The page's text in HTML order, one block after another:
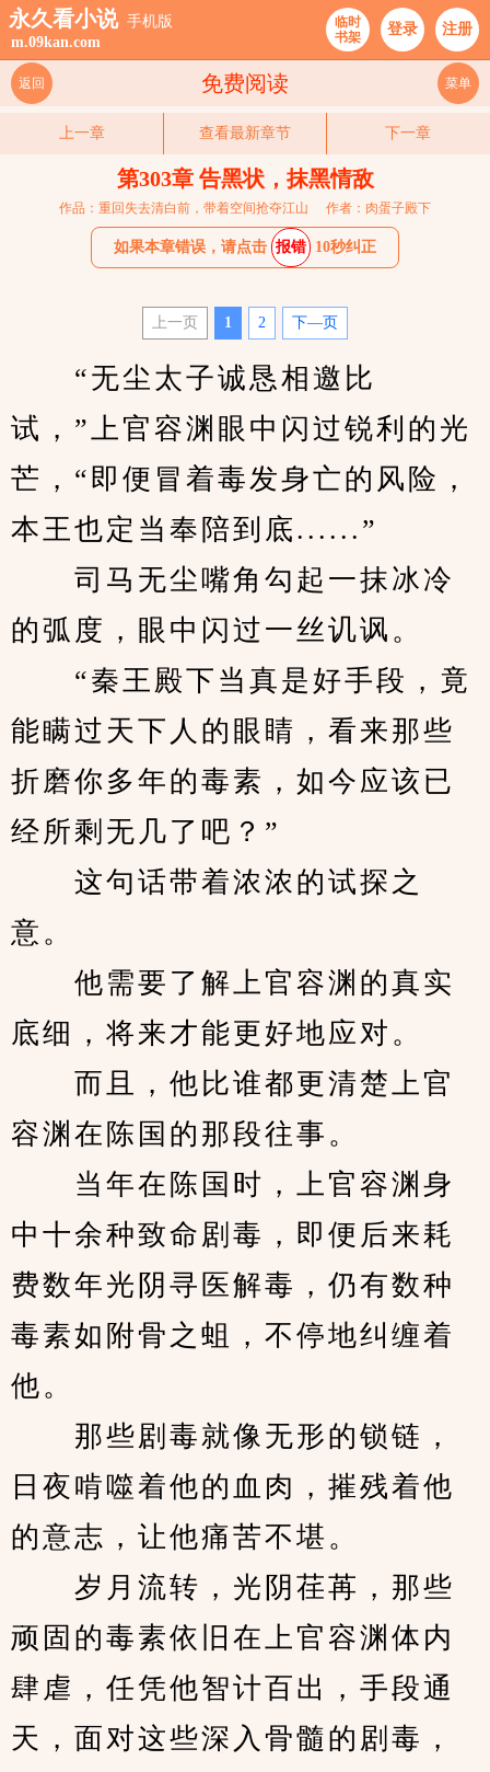
永久看小说 手机版
m.09kan.com
临时
书架
登录 注册
免费阅读
返回 菜单
上一章 查看最新章节 下一章
第303章 告黑状，抹黑情敌
作品：重回失去清白前，带着空间抢夺江山 作者：肉蛋子殿下
如果本章错误，请点击 报错 10秒纠正
上一页 1 2 下—页
“无尘太子诚恳相邀比
试，”上官容渊眼中闪过锐利的光
芒，“即便冒着毒发身亡的风险，
本王也定当奉陪到底......”
司马无尘嘴角勾起一抹冰冷
的弧度，眼中闪过一丝讥讽。
“秦王殿下当真是好手段，竟
能瞒过天下人的眼睛，看来那些
折磨你多年的毒素，如今应该已
经所剩无几了吧？”
这句话带着浓浓的试探之
意。
他需要了解上官容渊的真实
底细，将来才能更好地应对。
而且，他比谁都更清楚上官
容渊在陈国的那段往事。
当年在陈国时，上官容渊身
中十余种致命剧毒，即便后来耗
费数年光阴寻医解毒，仍有数种
毒素如附骨之蛆，不停地纠缠着
他。
那些剧毒就像无形的锁链，
日夜啃噬着他的血肉，摧残着他
的意志，让他痛苦不堪。
岁月流转，光阴荏苒，那些
顽固的毒素依旧在上官容渊体内
肆虐，任凭他智计百出，手段通
天，面对这些深入骨髓的剧毒，